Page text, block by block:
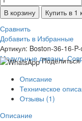
В корзину
Купить в 1
Сравнить
Добавить в Избранные
Артикул: Boston-36-16-
Модульные диваны,
Поделиться
Описание
Техническое
Отзывы (1)
Описание